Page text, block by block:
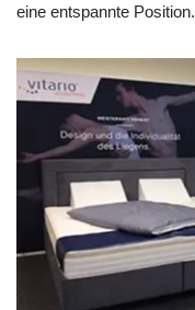
eine entspannte Position.